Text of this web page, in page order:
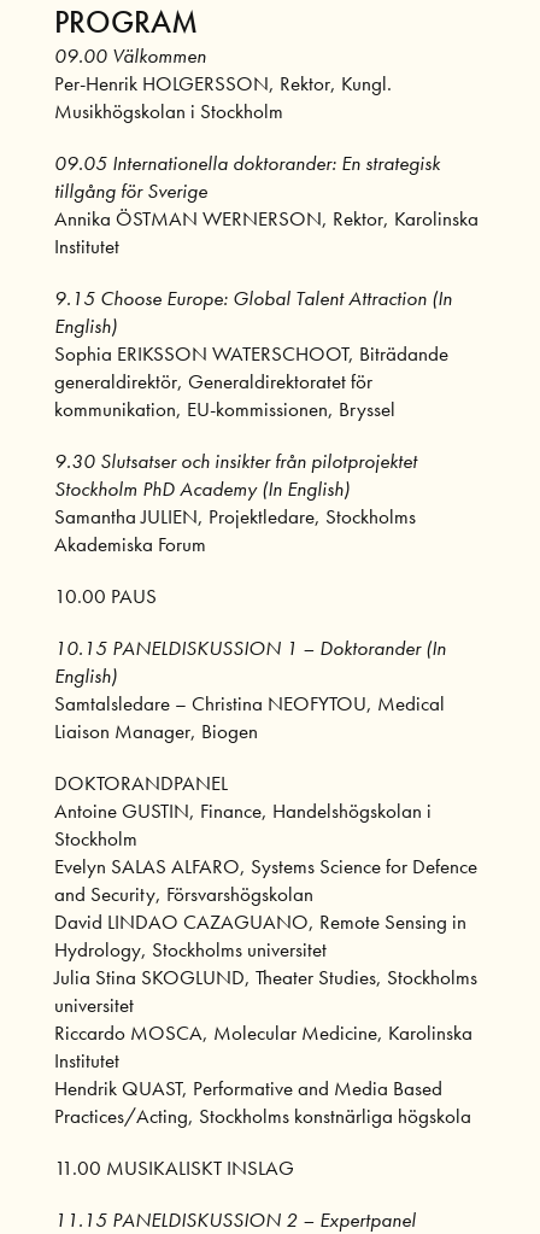
PROGRAM
09.00 Välkommen
Per-Henrik HOLGERSSON, Rektor, Kungl.
Musikhögskolan i Stockholm
09.05 Internationella doktorander: En strategisk
tillgång för Sverige
Annika ÖSTMAN WERNERSON, Rektor, Karolinska
Institutet
9.15 Choose Europe: Global Talent Attraction (In
English)
Sophia ERIKSSON WATERSCHOOT, Biträdande
generaldirektör, Generaldirektoratet för
kommunikation, EU-kommissionen, Bryssel
9.30 Slutsatser och insikter från pilotprojektet
Stockholm PhD Academy (In English)
Samantha JULIEN, Projektledare, Stockholms
Akademiska Forum
10.00 PAUS
10.15 PANELDISKUSSION 1 – Doktorander (In
English)
Samtalsledare – Christina NEOFYTOU, Medical
Liaison Manager, Biogen
DOKTORANDPANEL
Antoine GUSTIN, Finance, Handelshögskolan i
Stockholm
Evelyn SALAS ALFARO, Systems Science for Defence
and Security, Försvarshögskolan
David LINDAO CAZAGUANO, Remote Sensing in
Hydrology, Stockholms universitet
Julia Stina SKOGLUND, Theater Studies, Stockholms
universitet
Riccardo MOSCA, Molecular Medicine, Karolinska
Institutet
Hendrik QUAST, Performative and Media Based
Practices/Acting, Stockholms konstnärliga högskola
11.00 MUSIKALISKT INSLAG
11.15 PANELDISKUSSION 2 – Expertpanel